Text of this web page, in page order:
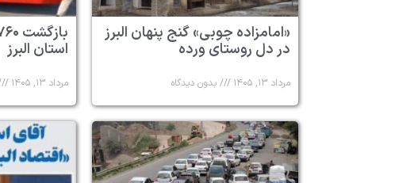
«امامزاده چوبی» گنج پنهان البرز
در دل روستای ورده
مرداد ۱۳, ۱۴۰۵ بدون دیدگاه
استان البرز
مرداد ۱۳, ۱۴۰۵